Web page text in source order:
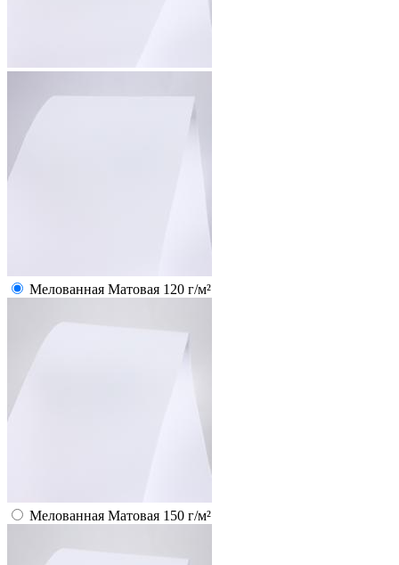
Мелованная Матовая 120 г/м²
Мелованная Матовая 150 г/м²